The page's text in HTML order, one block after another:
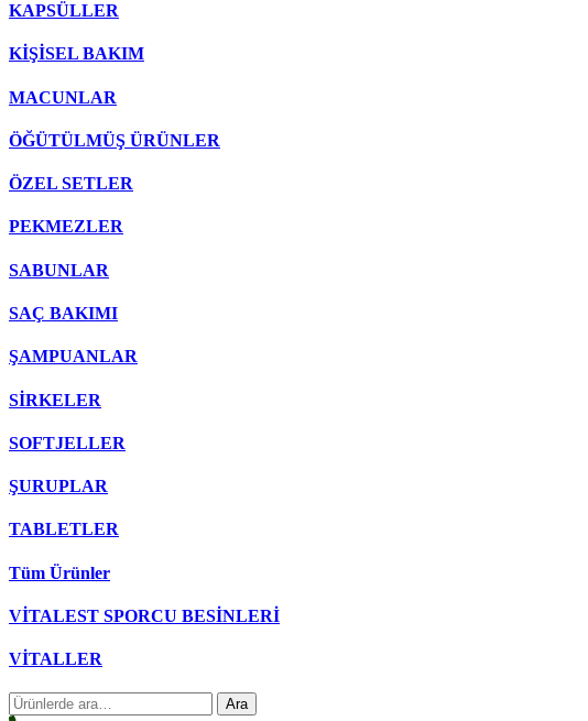
KAPSÜLLER
KİŞİSEL BAKIM
MACUNLAR
ÖĞÜTÜLMÜŞ ÜRÜNLER
ÖZEL SETLER
PEKMEZLER
SABUNLAR
SAÇ BAKIMI
ŞAMPUANLAR
SİRKELER
SOFTJELLER
ŞURUPLAR
TABLETLER
Tüm Ürünler
VİTALEST SPORCU BESİNLERİ
VİTALLER
Ara: Ara